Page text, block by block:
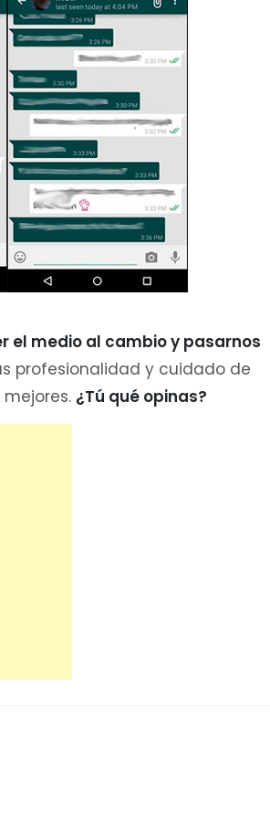
el medio al cambio y pasarnos
profesionalidad y cuidado de
¿Tú qué opinas?